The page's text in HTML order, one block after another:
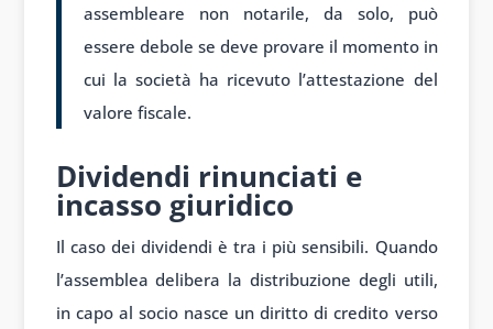
assembleare non notarile, da solo, può
essere debole se deve provare il momento in
cui la società ha ricevuto l’attestazione del
valore fiscale.
Dividendi rinunciati e
incasso giuridico
Il caso dei dividendi è tra i più sensibili. Quando
l’assemblea delibera la distribuzione degli utili,
in capo al socio nasce un diritto di credito verso